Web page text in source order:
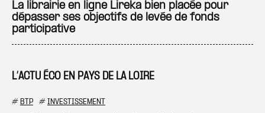
L’ACTU ÉCO EN PAYS DE LA LOIRE
# BTP # INVESTISSEMENT
La librairie en ligne Lireka bien placée pour
dépasser ses objectifs de levée de fonds
participative